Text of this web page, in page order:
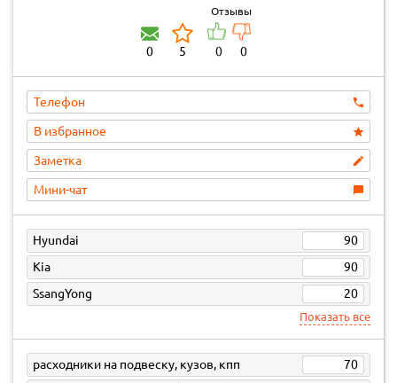
0 5
Отзывы
0 0
Телефон
В избранное
Заметка
Мини-чат
Hyundai
90
Kia
90
SsangYong
20
Показать все
расходники на подвеску, кузов, кпп
70